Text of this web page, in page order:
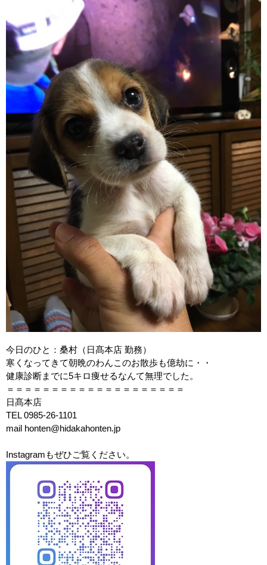
今日のひと：桑村（日髙本店 勤務）
寒くなってきて朝晩のわんこのお散歩も億劫に・・
健康診断までに5キロ痩せるなんて無理でした。
＝＝＝＝＝＝＝＝＝＝＝＝＝＝＝＝＝＝＝＝
日髙本店
TEL 0985-26-1101
mail honten@hidakahonten.jp
Instagramもぜひご覧ください。